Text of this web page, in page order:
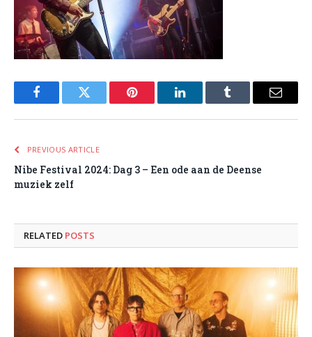
FacebookTwitter Pinterest LinkedInTumblr Email
PREVIOUS ARTICLE
Nibe Festival 2024: Dag 3 – Een ode aan de Deense
muziek zelf
RELATED POSTS